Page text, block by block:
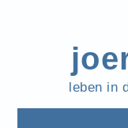
leben in